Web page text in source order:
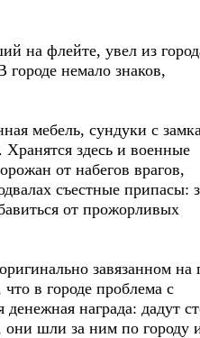
на флейте, увел из
немало знаков,
мебель, сундуки с
здесь и военные
от набегов врагов,
съестные припасы:
от прожорливых
завязанном на
в городе проблема с
награда: дадут
шли за ним по городу